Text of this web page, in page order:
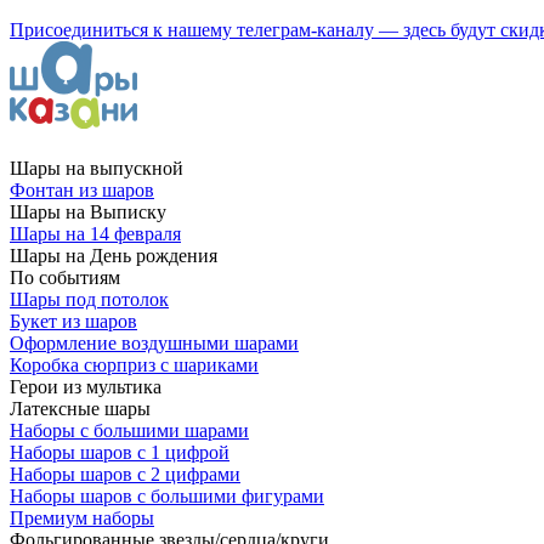
Присоединиться к нашему телеграм-каналу — здесь будут
Шары на выпускной
Фонтан из шаров
Шары на Выписку
Шары на 14 февраля
Шары на День рождения
По событиям
Шары под потолок
Букет из шаров
Оформление воздушными шарами
Коробка сюрприз с шариками
Герои из мультика
Латексные шары
Наборы с большими шарами
Наборы шаров с 1 цифрой
Наборы шаров с 2 цифрами
Наборы шаров с большими фигурами
Премиум наборы
Фольгированные звезды/сердца/круги